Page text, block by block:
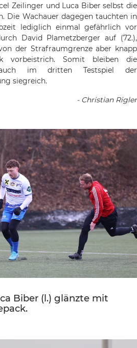
Zeilinger und Luca Biber selbst die
Die Wachauer dagegen tauchten in
lediglich einmal gefährlich vor
David Plametzberger auf (72.),
der Strafraumgrenze aber knapp
vorbeistrich. Somit bleiben die
auch im dritten Testspiel der
siegreich.
- Christian Rigler
Biber (l.) glänzte mit